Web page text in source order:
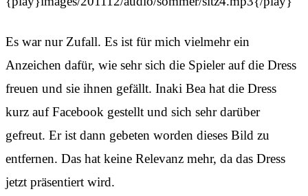
Es war nur Zufall. Es ist für mich vielmehr ein
Anzeichen dafür, wie sehr sich die Spieler auf die Dress
freuen und sie ihnen gefällt. Inaki Bea hat die Dress
kurz auf Facebook gestellt und sich sehr darüber
gefreut. Er ist dann gebeten worden dieses Bild zu
entfernen. Das hat keine Relevanz mehr, da das Dress
jetzt präsentiert wird.